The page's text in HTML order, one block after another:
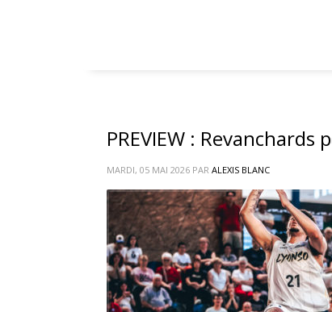
PREVIEW :
MARDI, 05 MAI 2026 PAR ALEXIS BLANC